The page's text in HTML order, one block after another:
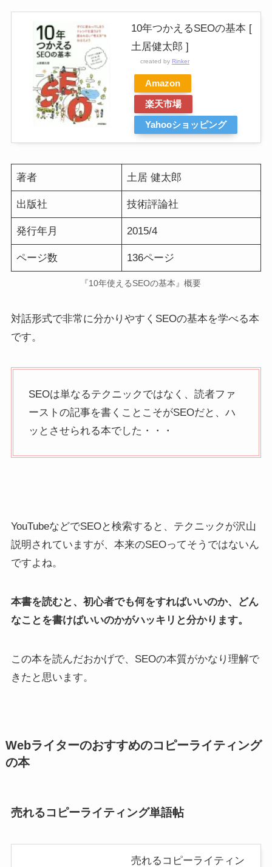
10年つかえるSEOの基本 [
土居健太郎 ]
created by Rinker
Amazon
楽天市場
Yahooショッピング
著者 土居 健太郎
出版社 技術評論社
発行年月 2015/4
ページ数 136ページ
『10年使えるSEOの基本』概要
対話形式で非常に分かりやすくSEOの基本を学べる本
です。
SEOは単なるテクニックではなく、読者ファ
ーストの記事を書くことこそがSEOだと、ハ
ッとさせられる本でした・・・
YouTubeなどでSEOと検索すると、テクニックが沢山
説明されていますが、本来のSEOってそうではないん
ですよね。
本書を読むと、初心者でも何をすればいいのか、どん
なことを書けばいいのかがハッキリと分かります。
この本を読んだおかげで、SEOの本質がかなり理解で
きたと思います。
Webライターのおすすめのコピーライティング
の本
売れるコピーライティング単語帖
売れるコピーライティン